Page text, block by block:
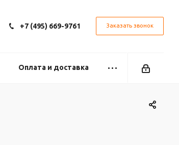
+7 (495) 669-9761 Заказать звонок
Оплата и доставка